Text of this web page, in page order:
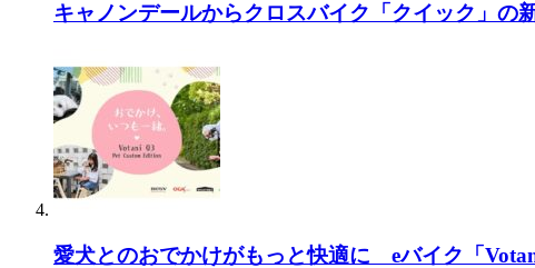
キャノンデールからクロスバイク「クイック」の
愛犬とのおでかけがもっと快適に eバイク「